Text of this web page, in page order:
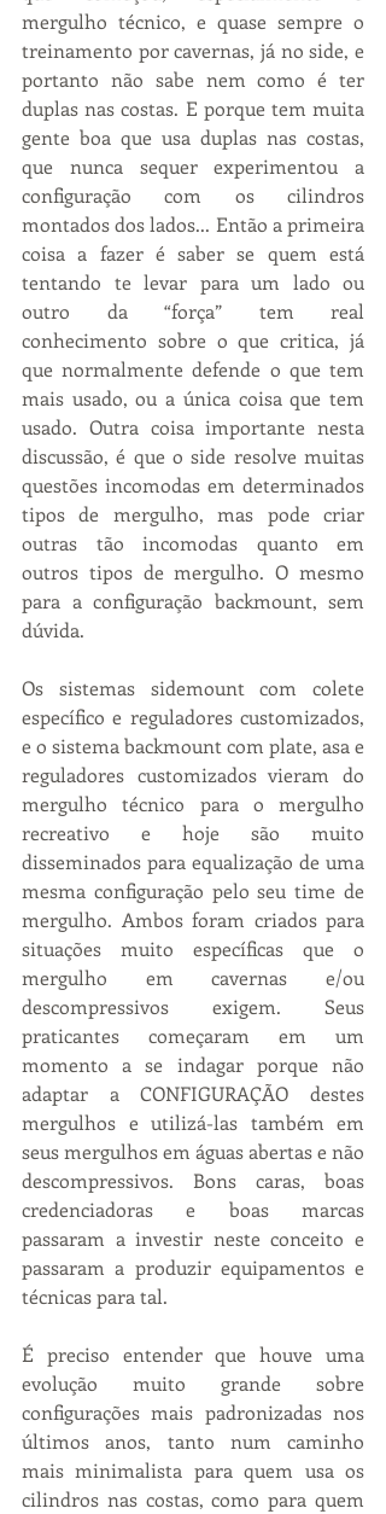
mergulho técnico, e quase sempre o
treinamento por cavernas, já no side, e
portanto não sabe nem como é ter
duplas nas costas. E porque tem muita
gente boa que usa duplas nas costas,
que nunca sequer experimentou a
configuração com os cilindros
montados dos lados... Então a primeira
coisa a fazer é saber se quem está
tentando te levar para um lado ou
outro da “força” tem real
conhecimento sobre o que critica, já
que normalmente defende o que tem
mais usado, ou a única coisa que tem
usado. Outra coisa importante nesta
discussão, é que o side resolve muitas
questões incomodas em determinados
tipos de mergulho, mas pode criar
outras tão incomodas quanto em
outros tipos de mergulho. O mesmo
para a configuração backmount, sem
dúvida.
Os sistemas sidemount com colete
específico e reguladores customizados,
e o sistema backmount com plate, asa e
reguladores customizados vieram do
mergulho técnico para o mergulho
recreativo e hoje são muito
disseminados para equalização de uma
mesma configuração pelo seu time de
mergulho. Ambos foram criados para
situações muito específicas que o
mergulho em cavernas e/ou
descompressivos exigem. Seus
praticantes começaram em um
momento a se indagar porque não
adaptar a CONFIGURAÇÃO destes
mergulhos e utilizá-las também em
seus mergulhos em águas abertas e não
descompressivos. Bons caras, boas
credenciadoras e boas marcas
passaram a investir neste conceito e
passaram a produzir equipamentos e
técnicas para tal.
É preciso entender que houve uma
evolução muito grande sobre
configurações mais padronizadas nos
últimos anos, tanto num caminho
mais minimalista para quem usa os
cilindros nas costas, como para quem